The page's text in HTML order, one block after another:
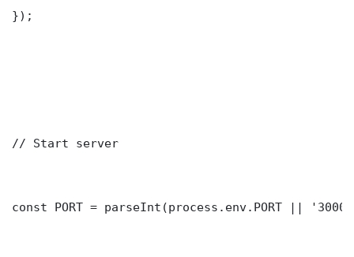
});
// Start server
const PORT = parseInt(process.env.PORT ||